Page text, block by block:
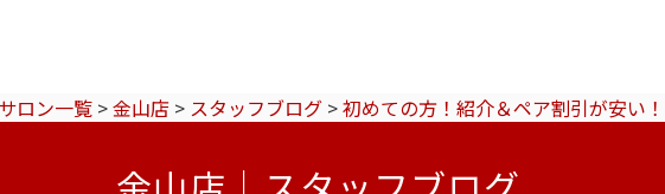
ロン一覧 >金山店 > スタッフブログ >初めての方！紹介＆ペア割引が安い！